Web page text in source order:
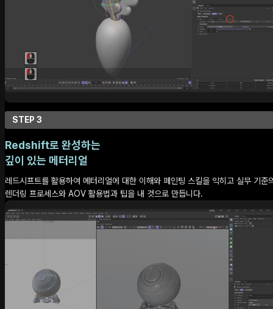
STEP 3
Redshift로 완성하는
깊이 있는 메터리얼
레드시프트를 활용하여 메터리얼에 대한 이해와 페인팅 스킬을 익히고 실무 기준
렌더링 프로세스와 AOV 활용법과 팁을 내 것으로 만듭니다.